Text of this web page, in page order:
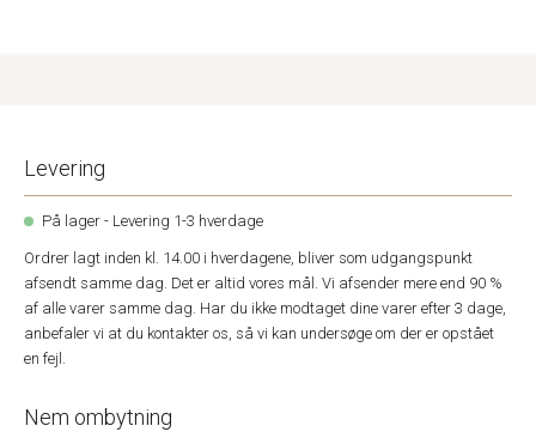
Levering
På lager - Levering 1-3 hverdage
Ordrer lagt inden kl. 14.00 i hverdagene, bliver som udgangspunkt
afsendt samme dag. Det er altid vores mål. Vi afsender mere end 90 %
af alle varer samme dag. Har du ikke modtaget dine varer efter 3 dage,
anbefaler vi at du kontakter os, så vi kan undersøge om der er opstået
en fejl.
Nem ombytning